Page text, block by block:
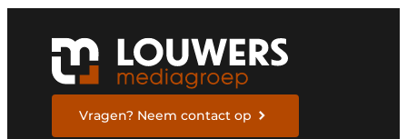
Vragen? Neem contact op